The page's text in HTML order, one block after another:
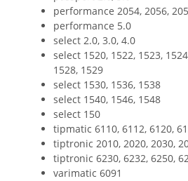
performance 2054, 2056,
performance 5.0
select 2.0, 3.0, 4.0
select 1520, 1522, 1523,
1528, 1529
select 1530, 1536, 1538
select 1540, 1546, 1548
select 150
tipmatic 6110, 6112, 6120,
tiptronic 2010, 2020, 2030,
tiptronic 6230, 6232, 6250,
varimatic 6091